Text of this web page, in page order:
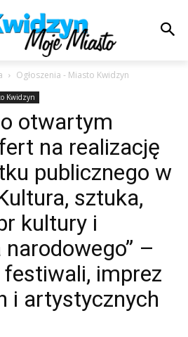
Ogłoszenia - Miasto Kwidzyn
Kwidzyn
o otwartym
na realizację
publicznego w
sztuka,
kultury i
–
imprez
i artystycznych